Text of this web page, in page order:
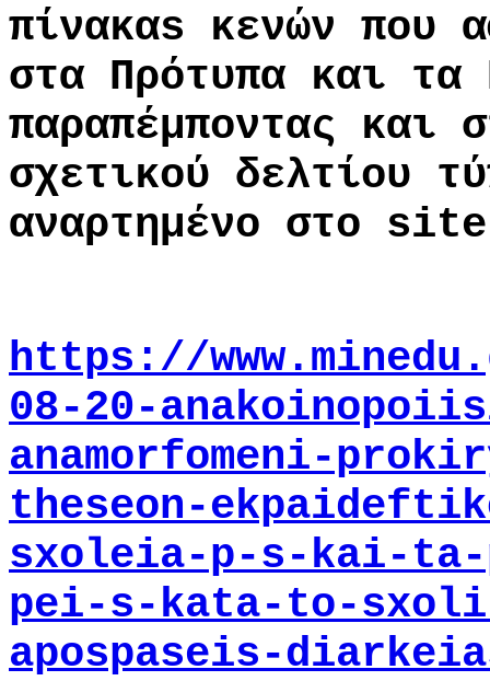
πίνακαs κενών που
στα Πρότυπα και τα
παραπέμποντας και
σχετικού δελτίου
αναρτημένο στο
https://
08-20-
anamorfomeni-
theseon-
sxoleia-p-s-kai-
pei-s-kata-to-
apospaseis-